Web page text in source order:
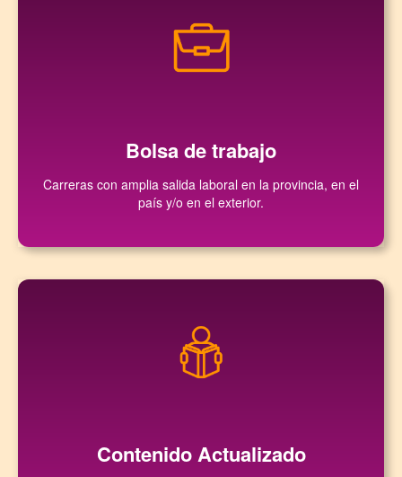
Bolsa de trabajo
Carreras con amplia salida laboral en la provincia, en el
país y/o en el exterior.
Contenido Actualizado